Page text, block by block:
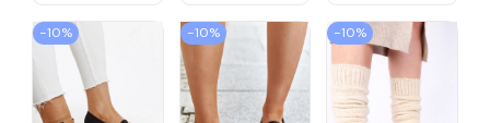
−10% −10% −10%